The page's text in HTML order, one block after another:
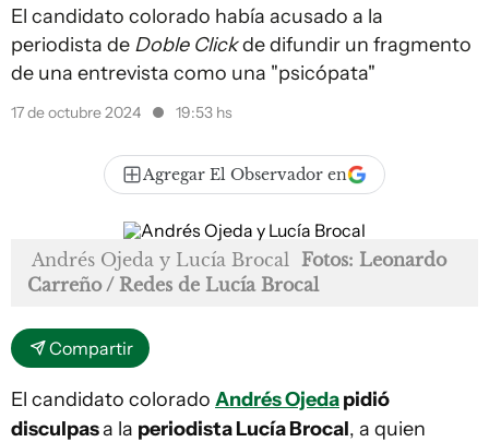
El candidato colorado había acusado a la
periodista de Doble Clickde difundir un fragmento
de una entrevista como una "psicópata"
17 de octubre 2024 19:53 hs
Agregar El Observador en
Andrés Ojeda y Lucía Brocal Fotos: Leonardo
Carreño / Redes de Lucía Brocal
Compartir
El candidato colorado Andrés Ojedapidió
disculpasa la periodista Lucía Brocal, a quien